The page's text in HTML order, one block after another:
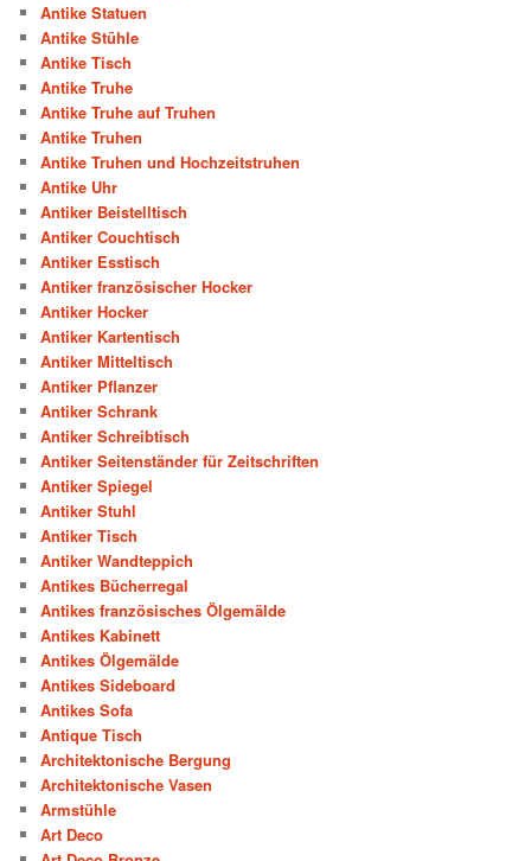
Antike Statuen
Antike Stühle
Antike Tisch
Antike Truhe
Antike Truhe auf Truhen
Antike Truhen
Antike Truhen und Hochzeitstruhen
Antike Uhr
Antiker Beistelltisch
Antiker Couchtisch
Antiker Esstisch
Antiker französischer Hocker
Antiker Hocker
Antiker Kartentisch
Antiker Mitteltisch
Antiker Pflanzer
Antiker Schrank
Antiker Schreibtisch
Antiker Seitenständer für Zeitschriften
Antiker Spiegel
Antiker Stuhl
Antiker Tisch
Antiker Wandteppich
Antikes Bücherregal
Antikes französisches Ölgemälde
Antikes Kabinett
Antikes Ölgemälde
Antikes Sideboard
Antikes Sofa
Antique Tisch
Architektonische Bergung
Architektonische Vasen
Armstühle
Art Deco